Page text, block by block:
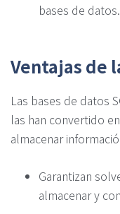
bases de
Ventajas de
Las bases de datos
las han convertido
almacenar
Garantizan
almacenar y